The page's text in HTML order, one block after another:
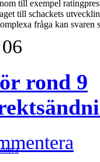
till exempel
till schackets
fråga kan svaren
06
rond 9